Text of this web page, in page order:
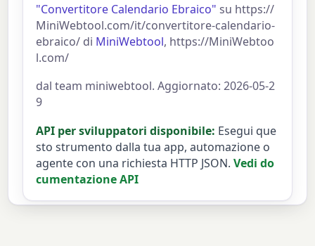
"Convertitore Calendario Ebraico" su https://
MiniWebtool.com/it/convertitore-calendario-
ebraico/ di MiniWebtool, https://MiniWebtoo
l.com/
dal team miniwebtool. Aggiornato: 2026-05-2
9
API per sviluppatori disponibile: Esegui que
sto strumento dalla tua app, automazione o
agente con una richiesta HTTP JSON. Vedi do
cumentazione API